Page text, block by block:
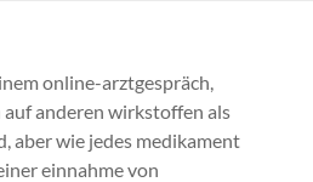
online-arztgespräch,
anderen wirkstoffen als
aber wie jedes medikament
einnahme von